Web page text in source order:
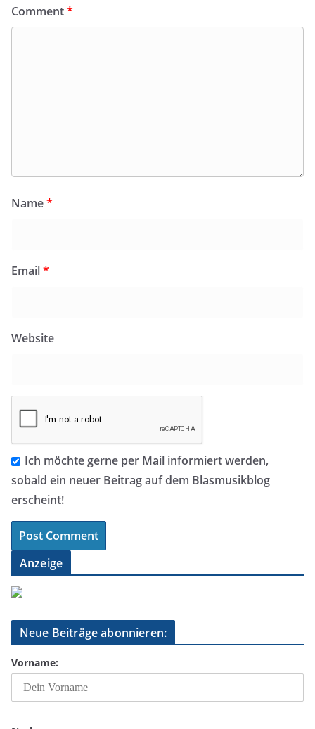
Comment*
Name*
Email*
Website
Ich möchte gerne per Mail informiert werden,
sobald ein neuer Beitrag auf dem Blasmusikblog
erscheint!
Anzeige
Neue Beiträge abonnieren:
Vorname: